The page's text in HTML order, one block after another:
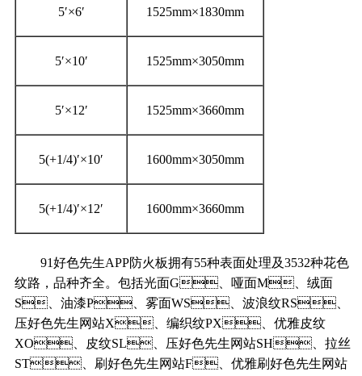
5′×6′ 1525mm×1830mm
5′×10′ 1525mm×3050mm
5′×12′ 1525mm×3660mm
5(+1/4)′×10′ 1600mm×3050mm
5(+1/4)′×12′ 1600mm×3660mm
91好色先生APP防火板拥有55种表面处理及3532种花色
纹路，品种齐全。包括光面G、哑面M、绒面
S、油漆P、雾面WS、波浪纹RS、
压好色先生网站X、编织纹PX、优雅皮纹
XO、皮纹SL、压好色先生网站SH、拉丝
ST、刷好色先生网站F、优雅刷好色先生网站